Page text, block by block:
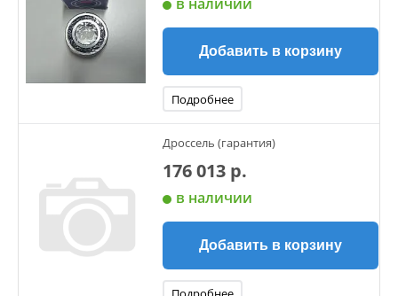
Добавить в корзину
Подробнее
Дроссель (гарантия)
176 013 р.
в наличии
Добавить в корзину